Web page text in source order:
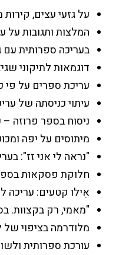
על גזעי עצים,
המלצות ותגובות על
בעריכה ספרותית עם
דוגמאות לתיקוני
עריכת ספרים על פי
עיתוי כניסתה של
ניסוח בספר פרוזה
מיתוסים על יפה
"נראה לי אני זז":
חלוקת פסקאות
אֵילו קטעים: עריכה
"מאמי, רק בקצוות.
מלודרמה בציפוי של
עורכת ספרותית